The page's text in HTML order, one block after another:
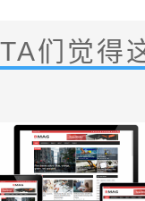
TA们觉得